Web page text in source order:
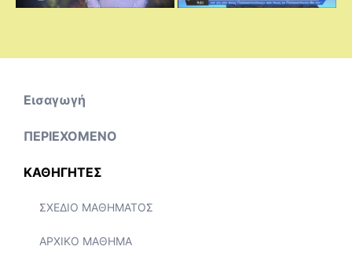
Εισαγωγή
ΠΕΡΙΕΧΟΜΕΝΟ
ΚΑΘΗΓΗΤΕΣ
ΣΧΕΔΙΟ ΜΑΘΗΜΑΤΟΣ
ΑΡΧΙΚΟ ΜΑΘΗΜΑ